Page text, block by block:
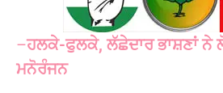
–ਹਲਕੇ-ਫੁਲਕੇ, ਲੱਛੇਦਾਰ ਭਾਸ਼ਣਾਂ ਨੇ
ਮਨੋਰੰਜਨ